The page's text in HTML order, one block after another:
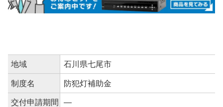
地域 石川県七尾市
制度名 防犯灯補助金
交付申請期間 ―